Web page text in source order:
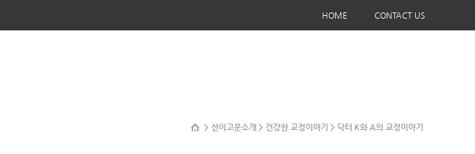
HOME CONTACT US
> 선이고운소개 > 건강한 교정이야기 > 닥터 K와 A의 교정이야기